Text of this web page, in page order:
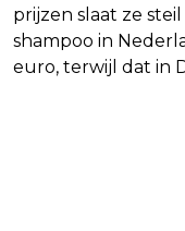
prijzen slaat ze
shampoo in
euro, terwijl dat in